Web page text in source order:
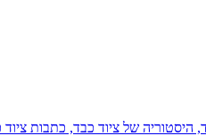
היסטוריה של ציוד כבד, כתבות